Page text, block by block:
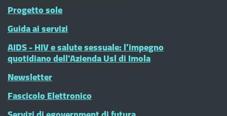
Progetto sole
Guida ai servizi
AIDS - HIV e salute sessuale: l’impegno
quotidiano dell'Azienda Usl di Imola
Newsletter
Fascicolo Elettronico